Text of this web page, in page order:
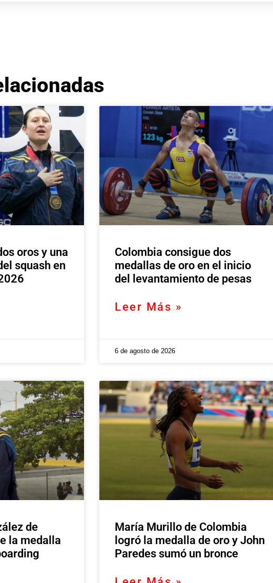
oros y una
squash en
Colombia consigue dos
medallas de oro en el inicio
del levantamiento de pesas
Leer Más »
6 de agosto de 2026
de
la medalla
María Murillo de Colombia
logró la medalla de oro y John
Paredes sumó un bronce